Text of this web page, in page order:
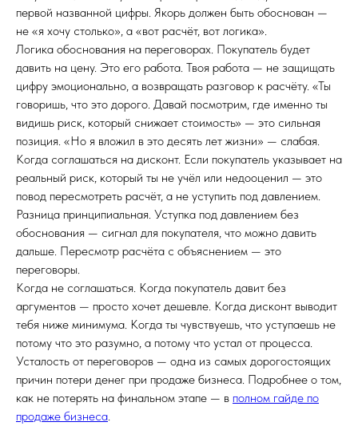
первой названной цифры. Якорь должен быть обоснован —
не «я хочу столько», а «вот расчёт, вот логика».
Логика обоснования на переговорах. Покупатель будет
давить на цену. Это его работа. Твоя работа — не защищать
цифру эмоционально, а возвращать разговор к расчёту. «Ты
говоришь, что это дорого. Давай посмотрим, где именно ты
видишь риск, который снижает стоимость» — это сильная
позиция. «Но я вложил в это десять лет жизни» — слабая.
Когда соглашаться на дисконт. Если покупатель указывает на
реальный риск, который ты не учёл или недооценил — это
повод пересмотреть расчёт, а не уступить под давлением.
Разница принципиальная. Уступка под давлением без
обоснования — сигнал для покупателя, что можно давить
дальше. Пересмотр расчёта с объяснением — это
переговоры.
Когда не соглашаться. Когда покупатель давит без
аргументов — просто хочет дешевле. Когда дисконт выводит
тебя ниже минимума. Когда ты чувствуешь, что уступаешь не
потому что это разумно, а потому что устал от процесса.
Усталость от переговоров — одна из самых дорогостоящих
причин потери денег при продаже бизнеса. Подробнее о том,
как не потерять на финальном этапе — в полном гайде по
продаже бизнеса.